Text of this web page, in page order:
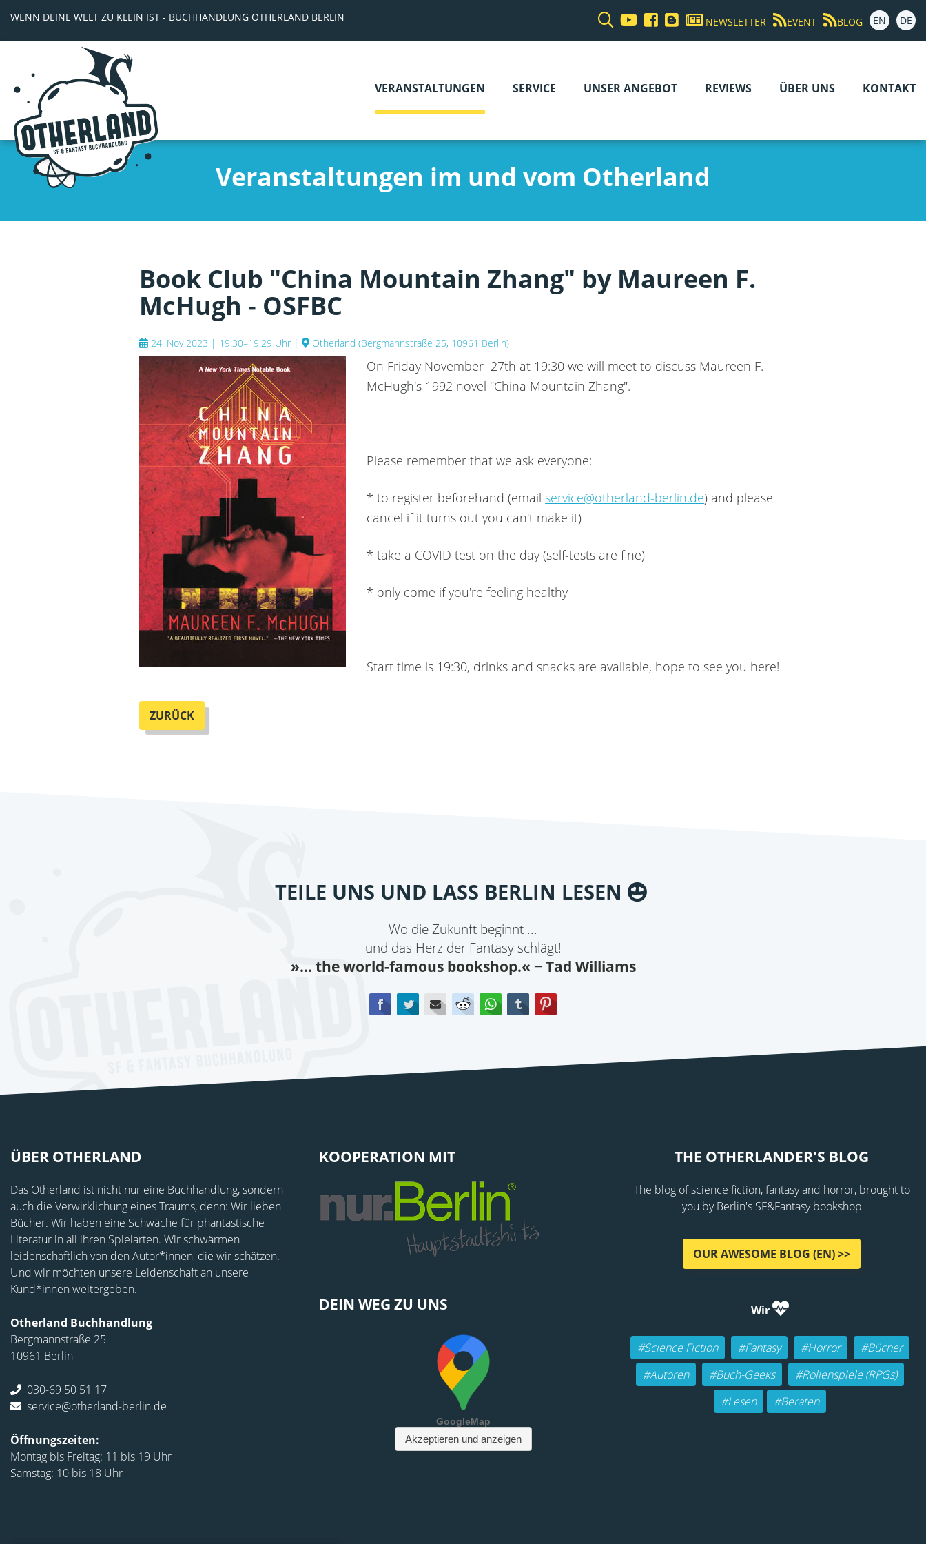
WENN DEINE WELT ZU KLEIN IST - BUCHHANDLUNG OTHERLAND BERLIN NEWSLETTER EVENT BLOG EN DE
überspringen
VERANSTALTUNGEN SERVICE UNSER ANGEBOT REVIEWS ÜBER UNS KONTAKT
Veranstaltungen im und vom Otherland
Book Club "China Mountain Zhang" by Maureen F.
McHugh - OSFBC
24. Nov 2023 | 19:30–19:29 Uhr | Otherland (Bergmannstraße 25, 10961 Berlin)
On Friday November 27th at 19:30 we will meet to discuss Maureen F.
McHugh's 1992 novel "China Mountain Zhang".
Please remember that we ask everyone:
* to register beforehand (emailservice@otherland-berlin.de) and please
cancel if it turns out you can't make it)
* take a COVID test on the day (self-tests are fine)
* only come if you're feeling healthy
Start time is 19:30, drinks and snacks are available, hope to see you here!
ZURÜCK
TEILE UNS UND LASS BERLIN LESEN
Wo die Zukunft beginnt ...
und das Herz der Fantasy schlägt!
»... the world-famous bookshop.« − Tad Williams
FacebookTwitterE-mail Reddit WhatsApp
tumblr
ÜBER OTHERLAND
Das Otherland ist nicht nur eine Buchhandlung, sondern
auch die Verwirklichung eines Traums, denn: Wir lieben
Bücher. Wir haben eine Schwäche für phantastische
Literatur in all ihren Spielarten. Wir schwärmen
leidenschaftlich von den Autor*innen, die wir schätzen.
Und wir möchten unsere Leidenschaft an unsere
Kund*innen weitergeben.
Otherland Buchhandlung
Bergmannstraße 25
10961 Berlin
030-69 50 51 17
service@otherland-berlin.de
Öffnungszeiten:
Montag bis Freitag: 11 bis 19 Uhr
Samstag: 10 bis 18 Uhr
KOOPERATION MIT
DEIN WEG ZU UNS
THE OTHERLANDER'S BLOG
The blog of science fiction, fantasy and horror, brought to
you by Berlin's SF&Fantasy bookshop
OUR AWESOME BLOG (EN) >>
Wir
#Science Fiction #Fantasy #Horror
#Bücher
#Autoren
#Buch-Geeks
#Rollenspiele (RPGs)
#Lesen
#Beraten